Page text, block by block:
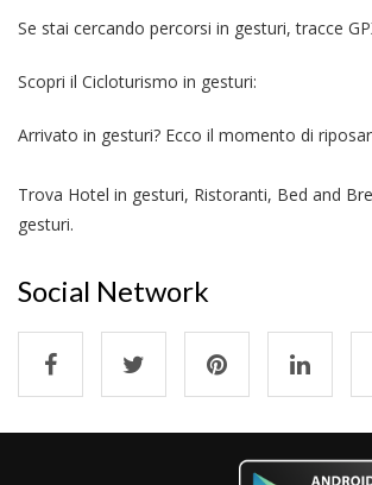
Se stai cercando percorsi in gesturi, tracce
Scopri il Cicloturismo in gesturi:
Arrivato in gesturi? Ecco il momento di
Trova Hotel in gesturi, Ristoranti, Bed and
gesturi.
Social Network